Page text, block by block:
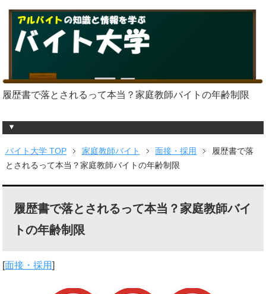
履歴書で落とされるって本当？家庭教師バイトの年齢制限
バイト大学 TOP 家庭教師バイト 面接・採用
履歴書で落
とされるって本当？家庭教師バイトの年齢制限
履歴書で落とされるって本当？家庭教師バイ
トの年齢制限
[面接・採用]